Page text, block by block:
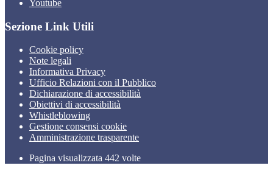
Youtube
Sezione Link Utili
Cookie policy
Note legali
Informativa Privacy
Ufficio Relazioni con il Pubblico
Dichiarazione di accessibilità
Obiettivi di accessibilità
Whistleblowing
Gestione consensi cookie
Amministrazione trasparente
Pagina visualizzata 442 volte